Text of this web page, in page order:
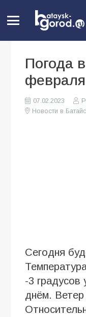
Погода
февраля
07.02.2023
Новости в
Сегодня
-3 градусов
днём.